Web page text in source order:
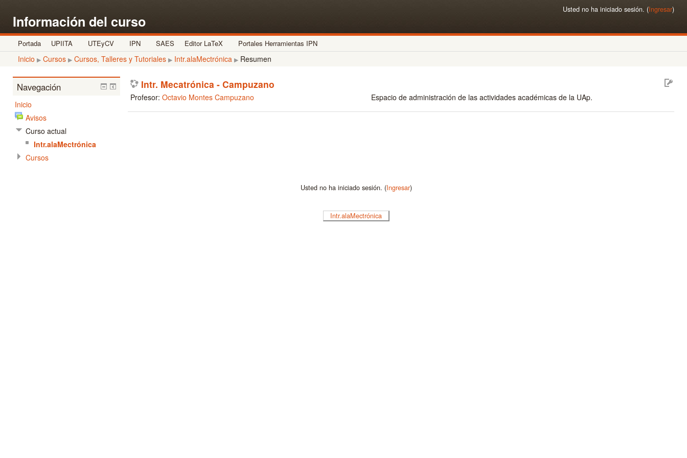
Información del curso
Usted no ha iniciado sesión. (Ingresar)
Portada UPIITA UTEyCV IPN SAES Editor LaTeX Portales Herramientas IPN
Inicio ▶ Cursos ▶ Cursos, Talleres y Tutoriales ▶ Intr.alaMectrónica ▶ Resumen
Intr. Mecatrónica - Campuzano
Espacio de administración de las actividades académicas de la UAp.
Profesor: Octavio Montes Campuzano
Navegación
Inicio
Avisos
Curso actual
Intr.alaMectrónica
Cursos
Usted no ha iniciado sesión. (Ingresar)
Intr.alaMectrónica